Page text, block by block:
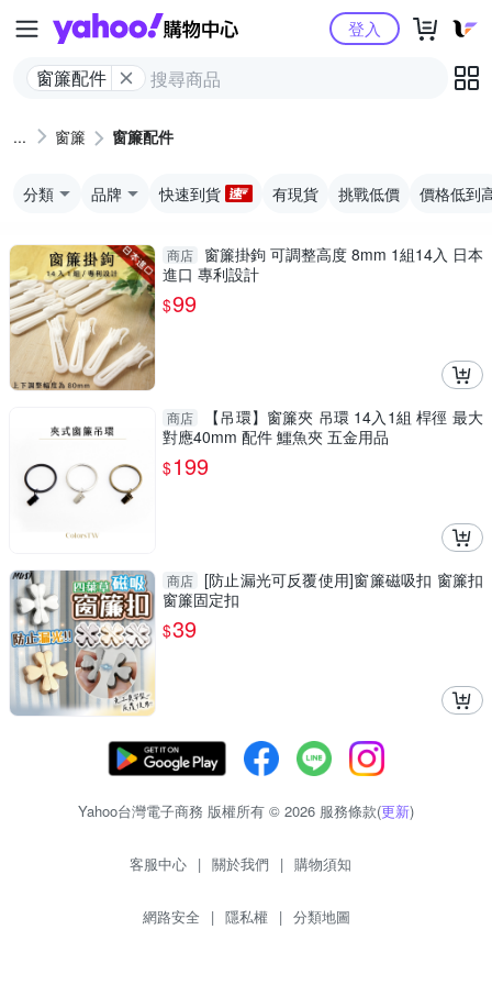
Yahoo購物中心
窗簾配件
登入
窗簾 窗簾配件
分類 品牌 快速到貨 有現貨 挑戰低價 價格低到
商店
窗簾掛鉤 可調整高度 8mm 1組14入 日本
進口 專利設計
$99
商店
【吊環】窗簾夾 吊環 14入1組 桿徑 最大
對應40mm 配件 鱷魚夾 五金用品
$199
商店 [防止漏光可反覆使用]窗簾磁吸扣 窗簾扣
窗簾固定扣
$39
Yahoo台灣電子商務 版權所有 © 2026 服務條款(更新)
客服中心 | 關於我們 | 購物須知
網路安全 | 隱私權 | 分類地圖